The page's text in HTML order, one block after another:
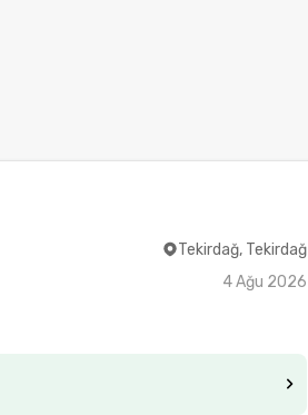
Tekirdağ, Tekirdağ
4 Ağu 2026